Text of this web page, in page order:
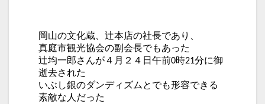
岡山の文化蔵、辻本店の社長であり、
真庭市観光協会の副会長でもあった
辻均一郎さんが４月２４日午前0時21分に御
逝去された
いぶし銀のダンディズムとでも形容できる
素敵な人だった